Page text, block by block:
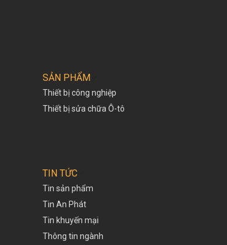
SẢN PHẨM
Thiết bị công nghiệp
Thiết bị sửa chữa Ô-tô
TIN TỨC
Tin sản phẩm
Tin An Phát
Tin khuyến mại
Thông tin ngành